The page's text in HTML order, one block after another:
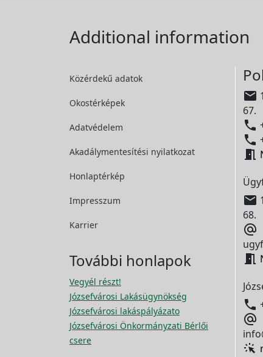
Additional information
Közérdekű adatok
Okostérképek
Adatvédelem
Akadálymentesítési nyilatkozat
Honlaptérkép
Impresszum
Karrier
További honlapok
Vegyél részt!
Józsefvárosi Lakásügynökség
Józsefvárosi lakáspályázato
Józsefvárosi Önkormányzati Bérlői
csere

67.




68.



